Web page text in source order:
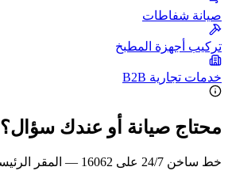
صيانة شفاطات
تركيب أجهزة المطبخ
خدمات تجارية B2B
محتاج صيانة أو عندك سؤال؟
خط ساخن 24/7 على 16062 — المقر الرئيسي: 19 شارع الأعناب، المهندسين، الدقي